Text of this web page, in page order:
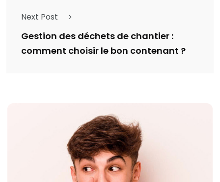
Next Post
Gestion des déchets de chantier :
comment choisir le bon contenant ?